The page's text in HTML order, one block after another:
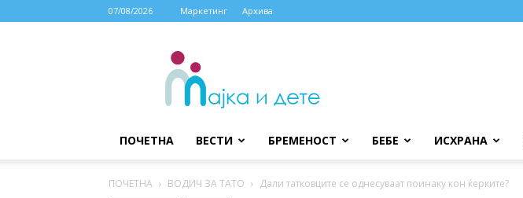
07/08/2026 Маркетинг Архива
МАЈКА
ДЕТЕ
ПОЧЕТНА ВЕСТИ БРЕМЕНОСТ БЕБЕ ИСХРАНА
ПОЧЕТНА ВОДИЧ ЗА ТАТО Дали татковците се однесуваат поинаку кон ќерките?